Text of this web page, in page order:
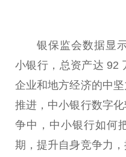
银保监会数据显
小银行， 总资产达 92
企业和地方经济的中
推进，中小银行数字
争中，中小银行如何
期，提升自身竞争力